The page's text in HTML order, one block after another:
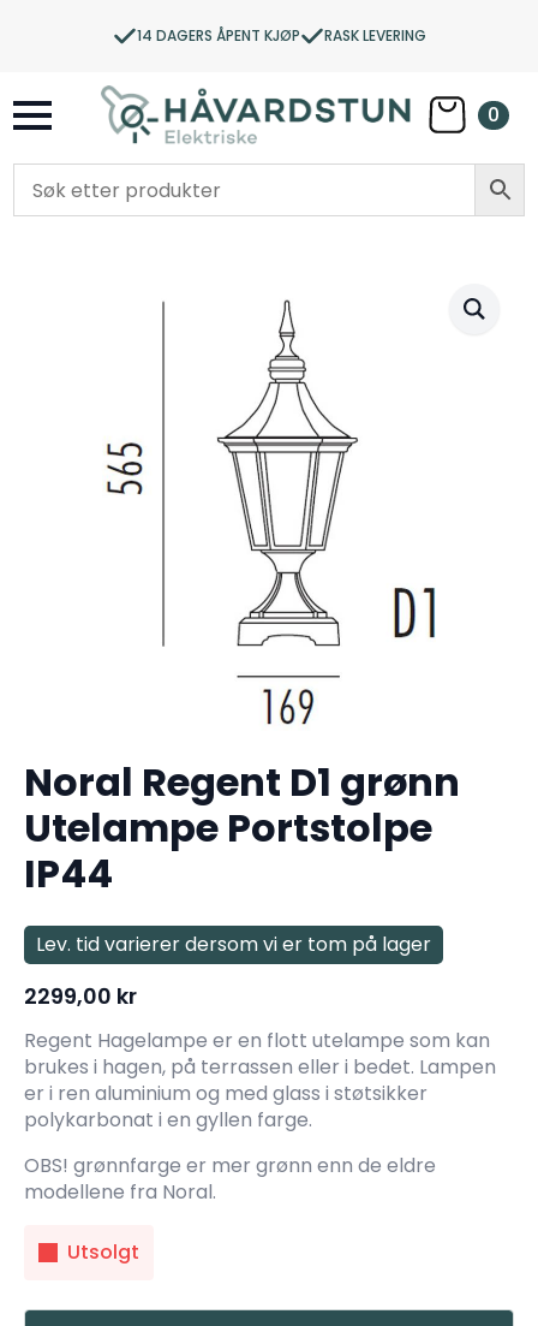
14 DAGERS ÅPENT KJØP RASK LEVERING
0
Noral Regent D1 grønn
Utelampe Portstolpe
IP44
Lev. tid varierer dersom vi er tom på lager
2299,00 kr
Regent Hagelampe er en flott utelampe som kan
brukes i hagen, på terrassen eller i bedet. Lampen
er i ren aluminium og med glass i støtsikker
polykarbonat i en gyllen farge.
OBS! grønnfarge er mer grønn enn de eldre
modellene fra Noral.
Utsolgt